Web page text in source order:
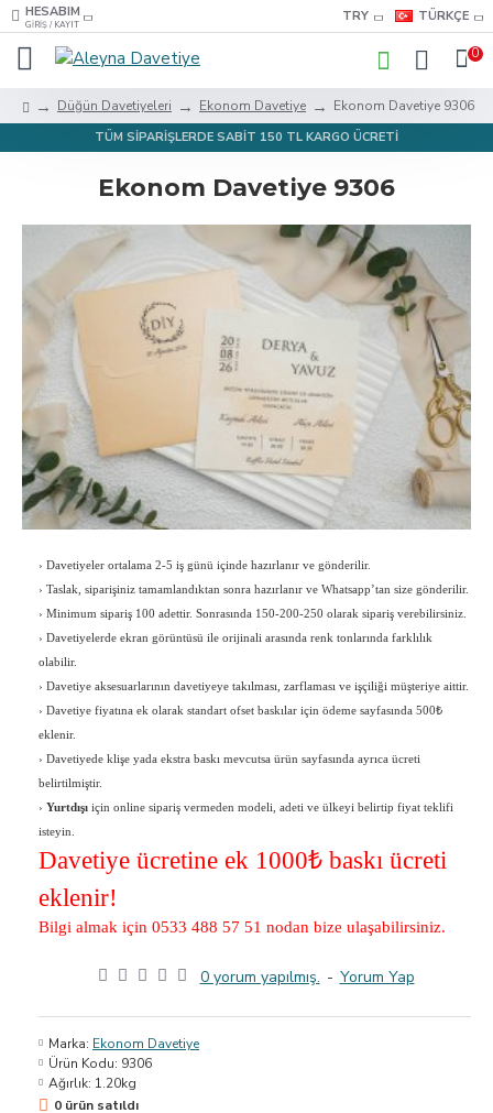
HESABIM
GIRIŞ / KAYIT
TRY TÜRKÇE
0
Düğün Davetiyeleri Ekonom Davetiye Ekonom Davetiye 9306
TÜM SİPARİŞLERDE SABİT 150 TL KARGO ÜCRETİ
Ekonom Davetiye 9306
› Davetiyeler ortalama 2-5 iş günü içinde hazırlanır ve gönderilir.
› Taslak, siparişiniz tamamlandıktan sonra hazırlanır ve Whatsapp’tan size gönderilir.
› Minimum sipariş 100 adettir. Sonrasında 150-200-250 olarak sipariş verebilirsiniz.
› Davetiyelerde ekran görüntüsü ile orijinali arasında renk tonlarında farklılık
olabilir.
› Davetiye aksesuarlarının davetiyeye takılması, zarflaması ve işçiliği müşteriye aittir.
› Davetiye fiyatına ek olarak standart ofset baskılar için ödeme sayfasında 500₺
eklenir.
› Davetiyede klişe yada ekstra baskı mevcutsa ürün sayfasında ayrıca ücreti
belirtilmiştir.
› Yurtdışı için online sipariş vermeden modeli, adeti ve ülkeyi belirtip fiyat teklifi
isteyin.
Davetiye ücretine ek 1000₺ baskı ücreti
eklenir!
Bilgi almak için 0533 488 57 51 nodan bize ulaşabilirsiniz.
0 yorum yapılmış. - Yorum Yap
Marka: Ekonom Davetiye
Ürün Kodu: 9306
Ağırlık: 1.20kg
0 ürün satıldı